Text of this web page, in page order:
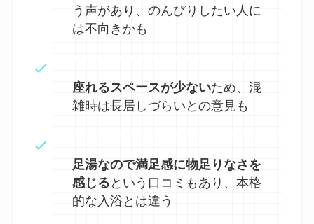
う声があり、のんびりしたい人に
は不向きかも
座れるスペースが少ないため、混
雑時は長居しづらいとの意見も
足湯なので満足感に物足りなさを
感じる という口コミもあり、本格
的な入浴とは違う